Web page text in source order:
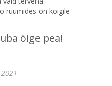
ruumides on kõigile
õige pea!